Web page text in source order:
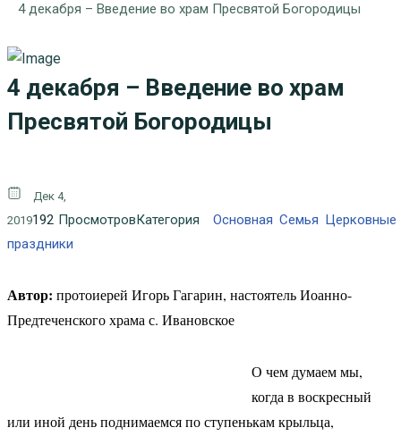
4 декабря – Введение во храм Пресвятой Богородицы
4 декабря – Введение во храм
Пресвятой Богородицы
Дек 4,
2019192 ПросмотровКатегория Основная Семья Церковные
праздники
Автор: протоиерей Игорь Гагарин, настоятель Иоанно-
Предтеченского храма с. Ивановское
О чем думаем мы,
когда в воскресный
или иной день поднимаемся по ступенькам крыльца,